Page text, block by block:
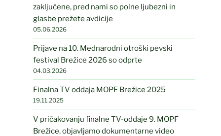
zaključene, pred nami so polne ljubezni in
glasbe prežete avdicije
05.06.2026
Prijave na 10. Mednarodni otroški pevski
festival Brežice 2026 so odprte
04.03.2026
Finalna TV oddaja MOPF Brežice 2025
19.11.2025
V pričakovanju finalne TV-oddaje 9. MOPF
Brežice, objavljamo dokumentarne video